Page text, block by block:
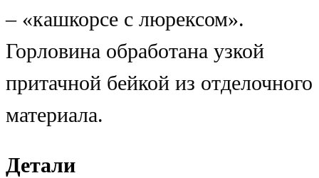
– «кашкорсе с люрексом».
Горловина обработана узкой
притачной бейкой из отделочного
материала.
Детали